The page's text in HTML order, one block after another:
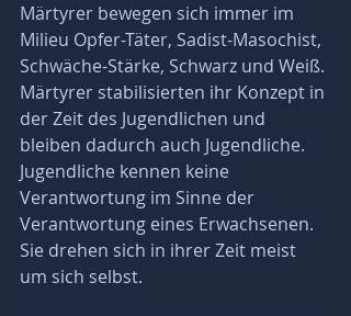
Märtyrer bewegen sich immer im
Milieu Opfer-Täter, Sadist-Masochist,
Schwäche-Stärke, Schwarz und Weiß.
Märtyrer stabilisierten ihr Konzept in
der Zeit des Jugendlichen und
bleiben dadurch auch Jugendliche.
Jugendliche kennen keine
Verantwortung im Sinne der
Verantwortung eines Erwachsenen.
Sie drehen sich in ihrer Zeit meist
um sich selbst.